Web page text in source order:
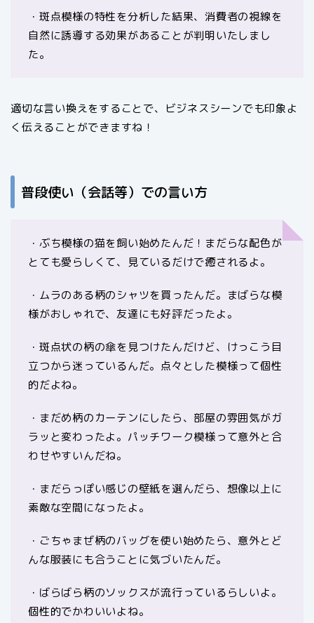
・斑点模様の特性を分析した結果、消費者の視線を
自然に誘導する効果があることが判明いたしまし
た。
適切な言い換えをすることで、ビジネスシーンでも印象よ
く伝えることができますね！
普段使い（会話等）での言い方
・ぶち模様の猫を飼い始めたんだ！まだらな配色が
とても愛らしくて、見ているだけで癒されるよ。
・ムラのある柄のシャツを買ったんだ。まばらな模
様がおしゃれで、友達にも好評だったよ。
・斑点状の柄の傘を見つけたんだけど、けっこう目
立つから迷っているんだ。点々とした模様って個性
的だよね。
・まだめ柄のカーテンにしたら、部屋の雰囲気がガ
ラッと変わったよ。パッチワーク模様って意外と合
わせやすいんだね。
・まだらっぽい感じの壁紙を選んだら、想像以上に
素敵な空間になったよ。
・ごちゃまぜ柄のバッグを使い始めたら、意外とど
んな服装にも合うことに気づいたんだ。
・ばらばら柄のソックスが流行っているらしいよ。
個性的でかわいいよね。